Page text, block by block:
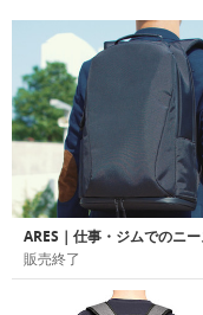
販売終了